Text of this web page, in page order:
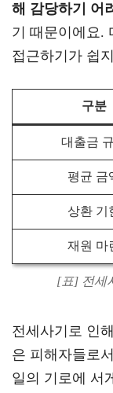
해 감당하기 어
기 때문이에요.
접근하기가 쉽
구분
대출금
평균 금
상환 기
재원 마
[표] 전세
전세사기로 인
은 피해자들로
일의 기로에 서